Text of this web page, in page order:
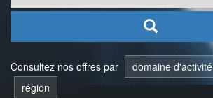
Consultez nos offres par domaine d'activité
région